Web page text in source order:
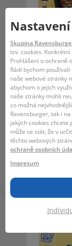
Skupina
tzv. cookies.
Prohlášení o ochraně
Rádi bychom
naše webové stránky
abychom o jejich
naše stránky mohli
co možná
Ravensburger, tak i
jakých cookies chcete
může se stát, že v
těchto webových
ochraně osobních
Impresum